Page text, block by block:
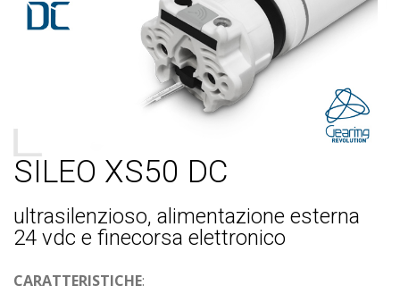
SILEO XS50 DC
ultrasilenzioso, alimentazione esterna
24 vdc e finecorsa elettronico
CARATTERISTICHE: